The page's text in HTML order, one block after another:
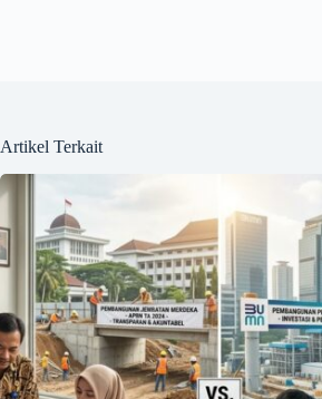
Artikel Terkait